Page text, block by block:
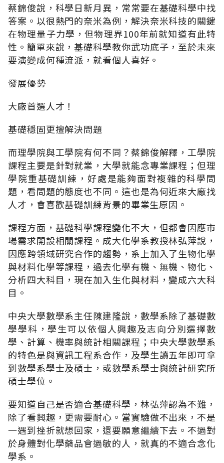
蔡錦俊說，科學日新月異，常常要在基礎科學中找
答案。以很熱門的奈米為例，解決奈米科技的關鍵
在物理量子力學，但物理界100年前就知道有此特
性。簡單來說，基礎科學教你武功底子，至於未來
要演變成何種流派，就看個人喜好。
發展優勢
大廠首選人才！
基礎穩固更擅解決問題
而理學院與工學院有何不同？蔡錦俊解釋，工學院
課程主要是針對就業，大學就能念專業課程；但理
學院重基礎訓練，好處是能夠面對複雜的科學問
題，看問題的態度也不同。這也是為何近來大廠找
人才，會喜歡基礎訓練背景的畢業生原因。
課程方面，基礎科學課程變化不大，但都會因應市
場需求開設相關課程。成大化學系教授林弘萍說，
因應跨領域研究合作的趨勢，系上加入了生物化學
與材料化學等課程，過去化學有機、無機、物化、
分析四大科目，現在加入生化與材料，變成六大科
目。
中央大學數學系主任陳建隆說，數學系除了基礎數
學學科，學生可以依個人興趣及志向分別選擇數
學、計算、機率與統計相關課程；中央大學數學系
的特色是與資訊工程系合作，及學生讀五年即可拿
到數學系學士及碩士，或數學系學士與統計研究所
碩士學位。
要知道自己是否適合基礎科學，林弘萍認為不難，
除了看興趣，更需要耐心。當實驗做不出來，不是
一遇到挫折就想回家，還要願意繼續下去。不過對
於身體對化學藥品會過敏的人，就真的不適合念化
學系。